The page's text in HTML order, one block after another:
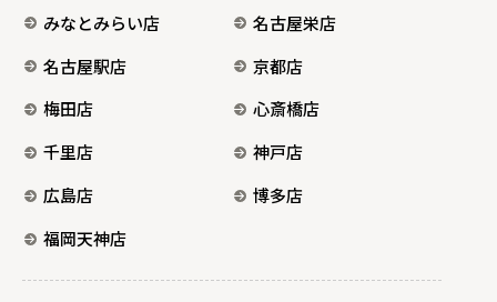
みなとみらい店
名古屋栄店
名古屋駅店
京都店
梅田店
心斎橋店
千里店
神戸店
広島店
博多店
福岡天神店